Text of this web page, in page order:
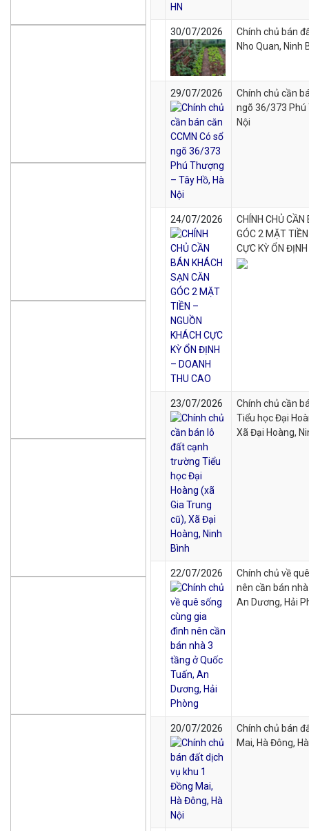
30/07/2026
Chính chủ bán
Nho Quan, Ninh
29/07/2026
Chính chủ cần
ngõ 36/373 Phú
Nội
24/07/2026
CHÍNH CHỦ
GÓC 2 MẶT
CỰC KỲ ỔN
23/07/2026
Chính chủ cần
Tiểu học Đại
Xã Đại Hoàng,
22/07/2026
Chính chủ về
nên cần bán
An Dương, Hải
20/07/2026
Chính chủ bán
Mai, Hà Đông,